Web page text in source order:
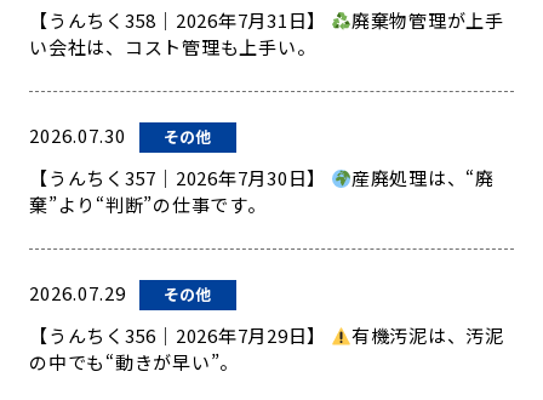
【うんちく358｜2026年7月31日】
廃棄物管理が上手
い会社は、コスト管理も上手い。
2026.07.30 その他
【うんちく357｜2026年7月30日】
産廃処理は、“廃
棄”より“判断”の仕事です。
2026.07.29 その他
【うんちく356｜2026年7月29日】
有機汚泥は、汚泥
の中でも“動きが早い”。